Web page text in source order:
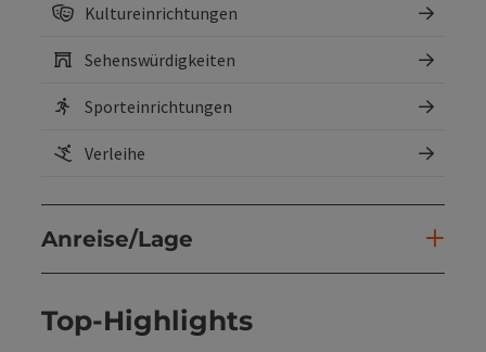
Kultureinrichtungen
Sehenswürdigkeiten
Sporteinrichtungen
Verleihe
Anreise/Lage
Top-Highlights